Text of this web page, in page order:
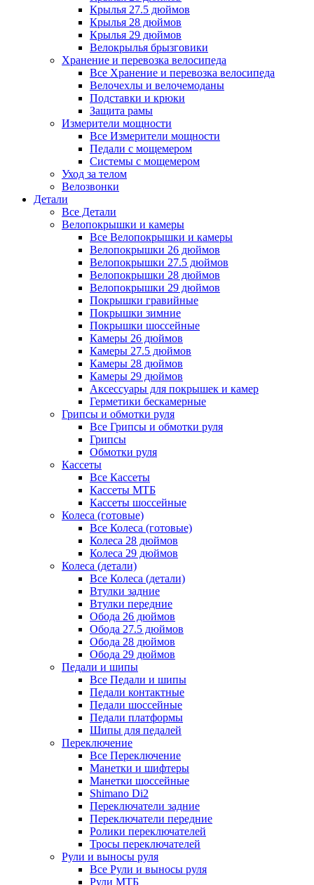
Крылья 27.5 дюймов
Крылья 28 дюймов
Крылья 29 дюймов
Велокрылья брызговики
Хранение и перевозка велосипеда
Все Хранение и перевозка велосипеда
Велочехлы и велочемоданы
Подставки и крюки
Защита рамы
Измерители мощности
Все Измерители мощности
Педали с мощемером
Системы с мощемером
Уход за телом
Велозвонки
Детали
Все Детали
Велопокрышки и камеры
Все Велопокрышки и камеры
Велопокрышки 26 дюймов
Велопокрышки 27.5 дюймов
Велопокрышки 28 дюймов
Велопокрышки 29 дюймов
Покрышки гравийные
Покрышки зимние
Покрышки шоссейные
Камеры 26 дюймов
Камеры 27.5 дюймов
Камеры 28 дюймов
Камеры 29 дюймов
Аксессуары для покрышек и камер
Герметики бескамерные
Грипсы и обмотки руля
Все Грипсы и обмотки руля
Грипсы
Обмотки руля
Кассеты
Все Кассеты
Кассеты МТБ
Кассеты шоссейные
Колеса (готовые)
Все Колеса (готовые)
Колеса 28 дюймов
Колеса 29 дюймов
Колеса (детали)
Все Колеса (детали)
Втулки задние
Втулки передние
Обода 26 дюймов
Обода 27.5 дюймов
Обода 28 дюймов
Обода 29 дюймов
Педали и шипы
Все Педали и шипы
Педали контактные
Педали шоссейные
Педали платформы
Шипы для педалей
Переключение
Все Переключение
Манетки и шифтеры
Манетки шоссейные
Shimano Di2
Переключатели задние
Переключатели передние
Ролики переключателей
Тросы переключателей
Рули и выносы руля
Все Рули и выносы руля
Рули МТБ